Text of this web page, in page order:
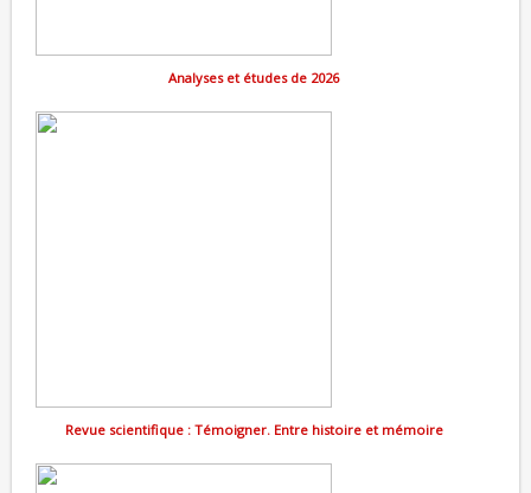
Analyses et études de 2026
Revue scientifique : Témoigner. Entre histoire et mémoire